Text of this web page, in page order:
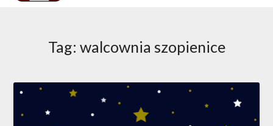
Tag: walcownia szopienice